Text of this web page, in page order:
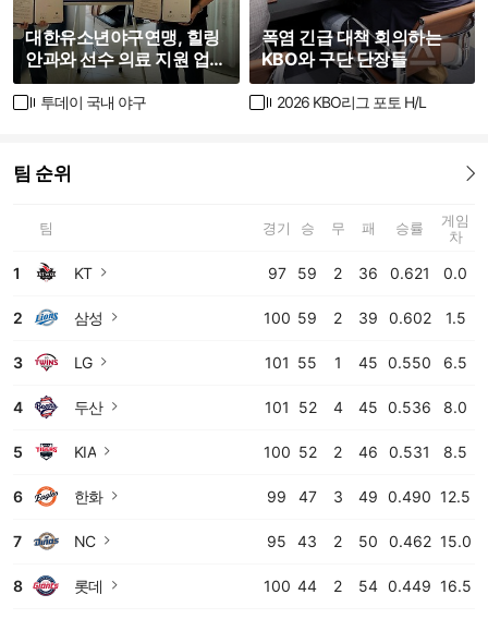
대한유소년야구연맹, 힐링
안과와 선수 의료 지원 업무
협약
투데이 국내 야구
폭염 긴급 대책 회의하는
KBO와 구단 단장들
2026 KBO리그 포토 H/L
팀 순위
팀 경기 승 무 패 승률
게임
차
1 KT 97 59 2 36 0.621 0.0
2 삼성 100 59 2 39 0.602 1.5
3 LG 101 55 1 45 0.550 6.5
4 두산 101 52 4 45 0.536 8.0
5 KIA 100 52 2 46 0.531 8.5
6 한화 99 47 3 49 0.490 12.5
7 NC 95 43 2 50 0.462 15.0
8 롯데 100 44 2 54 0.449 16.5